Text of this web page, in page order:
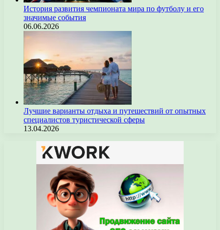
История развития чемпионата мира по футболу и его
значимые события
06.06.2026
Лучшие варианты отдыха и путешествий от опытных
специалистов туристической сферы
13.04.2026